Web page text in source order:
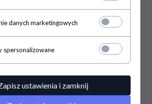
KASK SPORT
KAVALKADE
Kentucky Horsewear
KERALIT
KERBL
danych marketingowych
spersonalizowane
ustawienia i zamknij